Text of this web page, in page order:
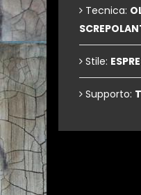
Tecnica:
Stile:
Supporto: